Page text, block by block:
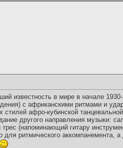
известность в мире в начале
с африканскими ритмами и
афро-кубинской
другого направления музыки:
(напоминающий гитару
для ритмического аккомпанемента,